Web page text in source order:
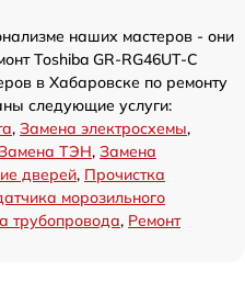
наших мастеров - они
Toshiba GR-RG46UT-C
в Хабаровске по ремонту
следующие услуги:
, Замена электросхемы,
ТЭН, Замена
дверей, Прочистка
морозильного
трубопровода, Ремонт